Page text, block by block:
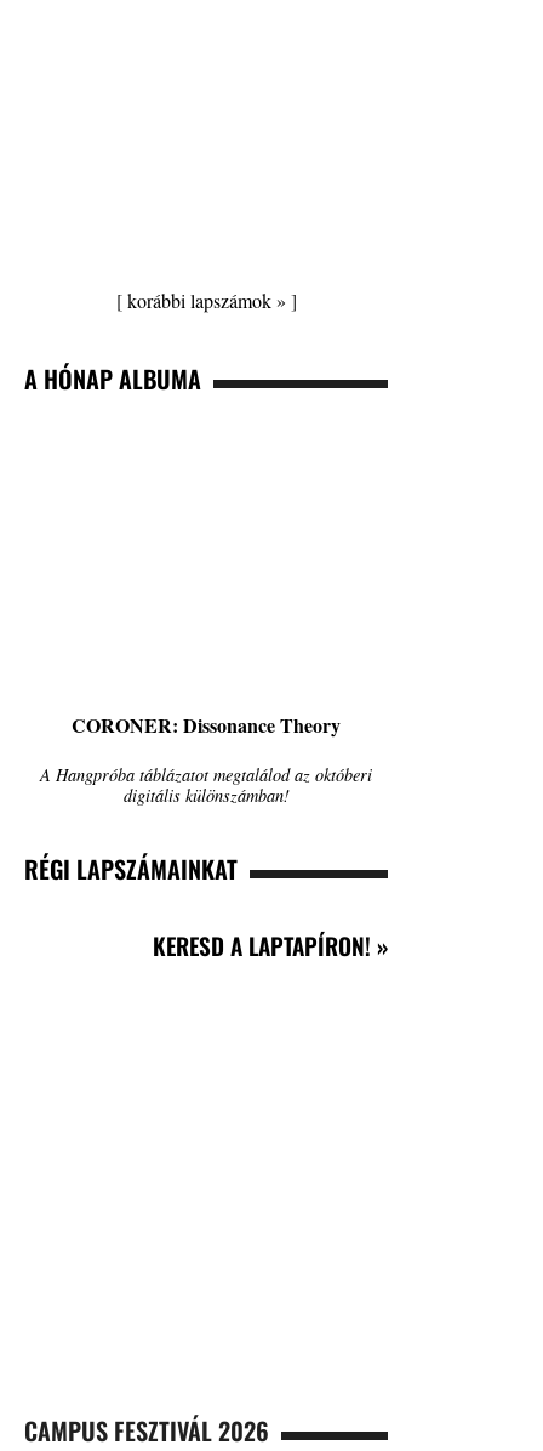
[korábbi lapszámok » ]
A HÓNAP ALBUMA
CORONER: Dissonance Theory
A Hangpróba táblázatot megtalálod az októberi
digitális különszámban!
RÉGI LAPSZÁMAINKAT
KERESD A LAPTAPÍRON! »
CAMPUS FESZTIVÁL 2026